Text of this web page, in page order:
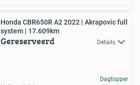
Honda CBR650R A2 2022 | Akrapovic full
system | 17.609km
Gereserveerd Details
Dagtopper